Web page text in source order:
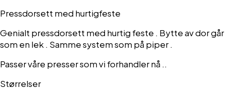
Pressdorsett med hurtigfeste
Genialt pressdorsett med hurtig feste . Bytte av dor går
som en lek . Samme system som på piper .
Passer våre presser som vi forhandler nå ..
Størrelser